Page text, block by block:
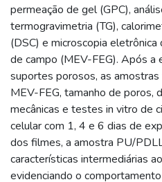
permeação de gel (GPC),
termogravimetria (TG),
(DSC) e microscopia
de campo (MEV-FEG). Após a
suportes porosos, as
MEV-FEG, tamanho de poros,
mecânicas e testes in vitro de
celular com 1, 4 e 6 dias de
dos filmes, a amostra PU/
características intermediárias
evidenciando o